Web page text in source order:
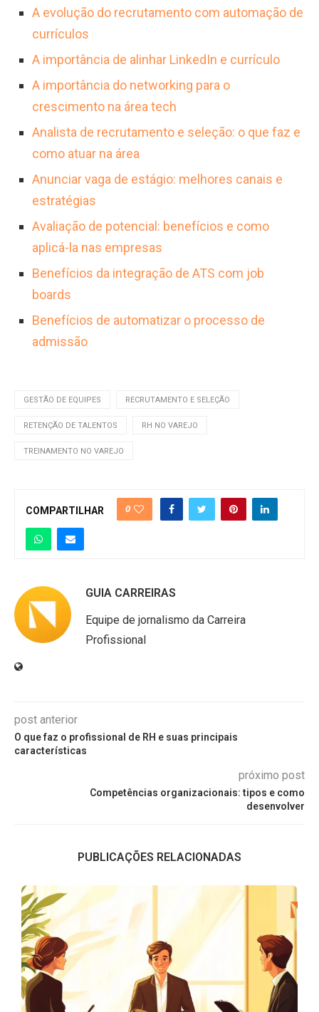
A evolução do recrutamento com automação de
currículos
A importância de alinhar LinkedIn e currículo
A importância do networking para o
crescimento na área tech
Analista de recrutamento e seleção: o que faz e
como atuar na área
Anunciar vaga de estágio: melhores canais e
estratégias
Avaliação de potencial: benefícios e como
aplicá-la nas empresas
Benefícios da integração de ATS com job
boards
Benefícios de automatizar o processo de
admissão
GESTÃO DE EQUIPES RECRUTAMENTO E SELEÇÃO
RETENÇÃO DE TALENTOS RH NO VAREJO
TREINAMENTO NO VAREJO
COMPARTILHAR 0
GUIA CARREIRAS
Equipe de jornalismo da Carreira
Profissional
post anterior
O que faz o profissional de RH e suas principais
características
próximo post
Competências organizacionais: tipos e como
desenvolver
PUBLICAÇÕES RELACIONADAS